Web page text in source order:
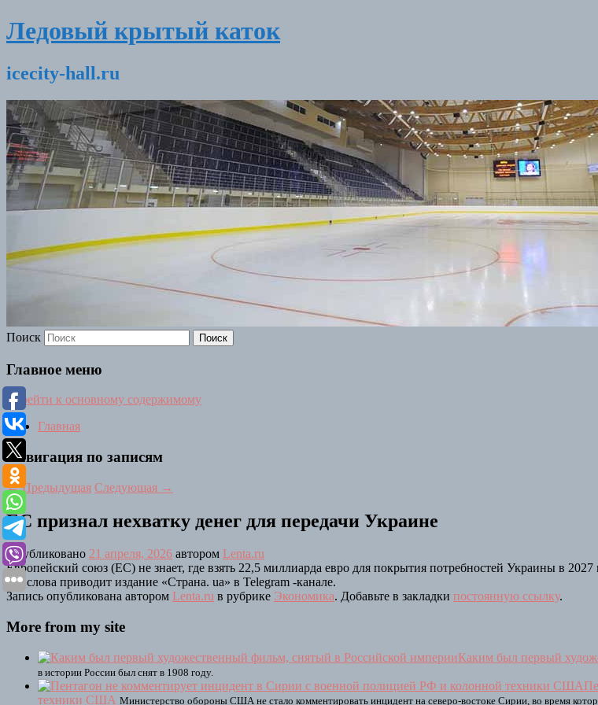
Ледовый крытый каток
icecity-hall.ru
Поиск
Главное меню
Перейти к основному содержимому
Главная
Навигация по записям
←Предыдущая Следующая →
ЕС признал нехватку денег для передачи Украине
Опубликовано 21 апреля, 2026 автором Lenta.ru
Европейский союз (ЕС) не знает, где взять 22,5 миллиарда евро для покрытия потребностей Украины в
его слова приводит издание «Страна. ua» в Telegram -канале.
Запись опубликована автором Lenta.ru в рубрике Экономика. Добавьте в закладки постоянную ссылку.
More from my site
Каким был первый
в истории России был снят в 1908 году.
техники США Министерство обороны США не стало комментировать инцидент на северо-востоке Сирии, во время